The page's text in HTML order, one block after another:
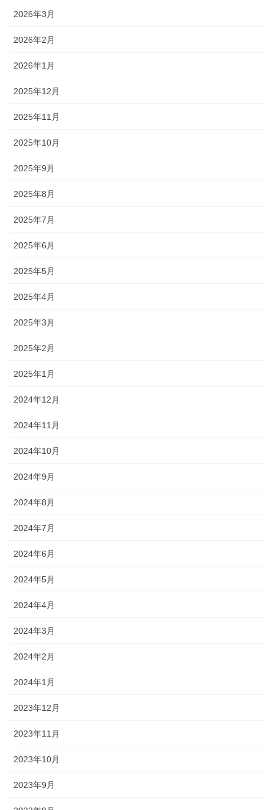
2026年3月
2026年2月
2026年1月
2025年12月
2025年11月
2025年10月
2025年9月
2025年8月
2025年7月
2025年6月
2025年5月
2025年4月
2025年3月
2025年2月
2025年1月
2024年12月
2024年11月
2024年10月
2024年9月
2024年8月
2024年7月
2024年6月
2024年5月
2024年4月
2024年3月
2024年2月
2024年1月
2023年12月
2023年11月
2023年10月
2023年9月